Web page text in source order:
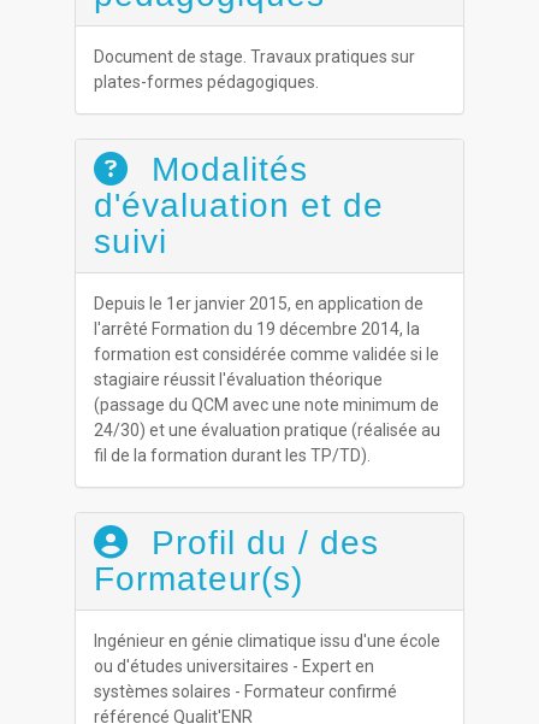
Document de stage. Travaux pratiques sur
plates-formes pédagogiques.
Modalités
d'évaluation et de
suivi
Depuis le 1er janvier 2015, en application de
l'arrêté Formation du 19 décembre 2014, la
formation est consi­dérée comme validée si le
stagiaire réussit l'évaluation théorique
(passage du QCM avec une note minimum de
24/30) et une évaluation pratique (réalisée au
fil de la formation durant les TP/TD).
Profil du / des
Formateur(s)
Ingénieur en génie climatique issu d'une école
ou d'études universitaires - Expert en
systèmes solaires - Formateur confirmé
référencé Qualit'ENR